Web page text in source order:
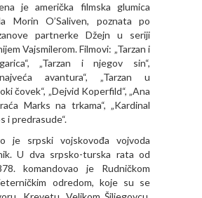
je američka filmska glumica
Morin O’Saliven, poznata po
partnerke Džejn u seriji
Vajsmilerom. Filmovi: „Tarzan i
„Tarzan i njegov sin“,
avantura“, „Tarzan u
čovek“, „Dejvid Koperfild“, „Ana
Marks na trkama“, „Kardinal
i predrasude“.
je srpski vojskovođa vojvoda
U dva srpsko-turska rata od
komandovao je Rudničkom
odredom, koje su se